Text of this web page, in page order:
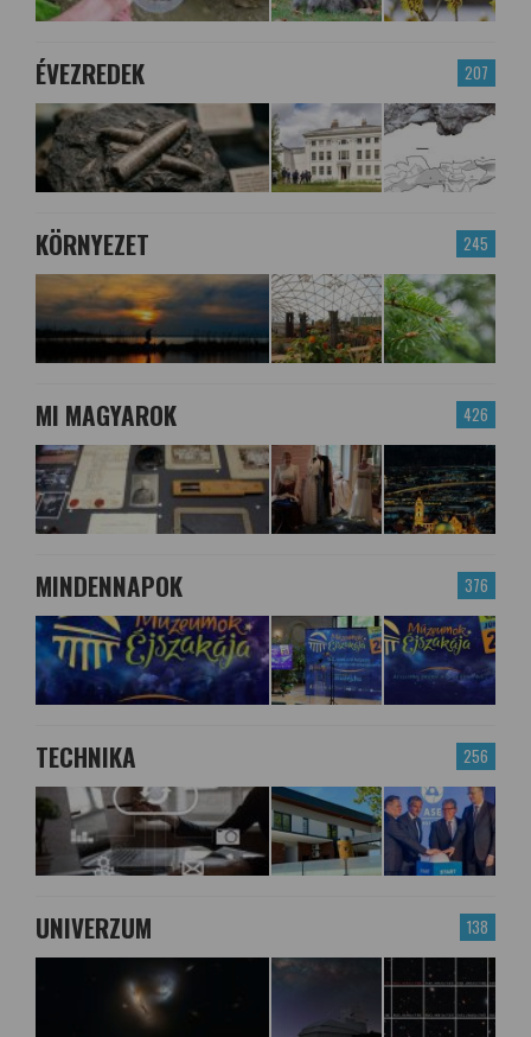
207
ÉVEZREDEK
245
KÖRNYEZET
426
MI MAGYAROK
376
MINDENNAPOK
256
TECHNIKA
138
UNIVERZUM